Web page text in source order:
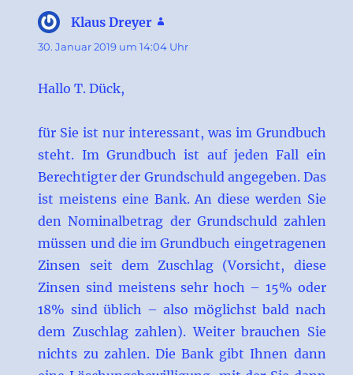
Klaus Dreyer
30. Januar 2019 um 14:04 Uhr
Hallo T. Dück,
für Sie ist nur interessant, was im Grundbuch
steht. Im Grundbuch ist auf jeden Fall ein
Berechtigter der Grundschuld angegeben. Das
ist meistens eine Bank. An diese werden Sie
den Nominalbetrag der Grundschuld zahlen
müssen und die im Grundbuch eingetragenen
Zinsen seit dem Zuschlag (Vorsicht, diese
Zinsen sind meistens sehr hoch – 15% oder
18% sind üblich – also möglichst bald nach
dem Zuschlag zahlen). Weiter brauchen Sie
nichts zu zahlen. Die Bank gibt Ihnen dann